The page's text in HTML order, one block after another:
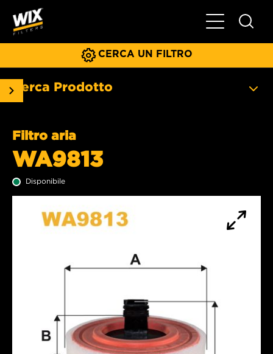
Menu
CERCA UN FILTRO
Cerca Prodotto
Filtro aria
WA9813
Disponibile